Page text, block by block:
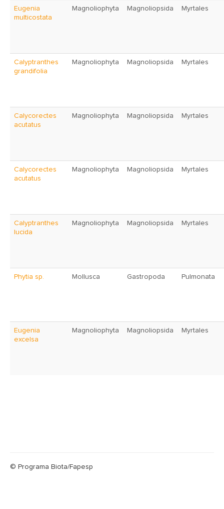
Eugenia
multicostata
Magnoliophyta Magnoliopsida Myrtales
Calyptranthes
grandifolia
Magnoliophyta Magnoliopsida Myrtales
Calycorectes
acutatus
Magnoliophyta Magnoliopsida Myrtales
Calycorectes
acutatus
Magnoliophyta Magnoliopsida Myrtales
Calyptranthes
lucida
Magnoliophyta Magnoliopsida Myrtales
Phytia sp. Mollusca Gastropoda Pulmonata
Eugenia
excelsa
Magnoliophyta Magnoliopsida Myrtales
© Programa Biota/Fapesp